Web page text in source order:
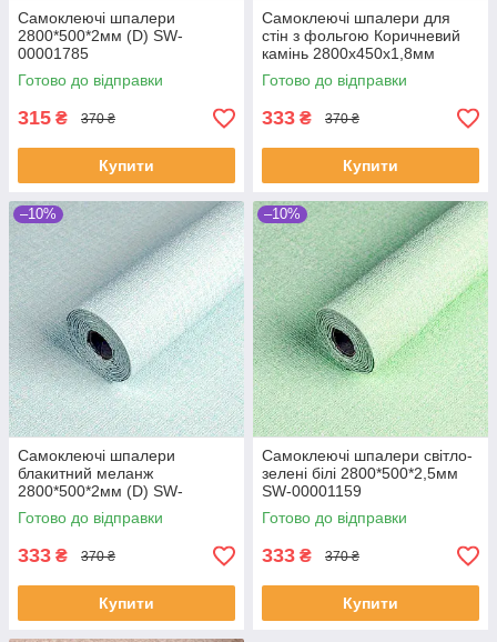
Самоклеючі шпалери
2800*500*2мм (D) SW-
00001785
Готово до відправки
315 ₴ 370 ₴
Купити
Самоклеючі шпалери для
стін з фольгою Коричневий
камінь 2800х450х1,8мм
Готово до відправки
333 ₴ 370 ₴
Купити
–10%
Самоклеючі шпалери
блакитний меланж
2800*500*2мм (D) SW-
00001783
Готово до відправки
333 ₴ 370 ₴
Купити
–10%
Самоклеючі шпалери світло-
зелені білі 2800*500*2,5мм
SW-00001159
Готово до відправки
333 ₴ 370 ₴
Купити